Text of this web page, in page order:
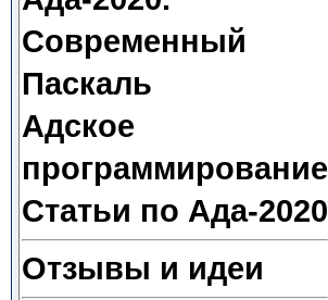
Современный
Паскаль
Адское
программирование
Статьи по Ада-2020
Отзывы и идеи